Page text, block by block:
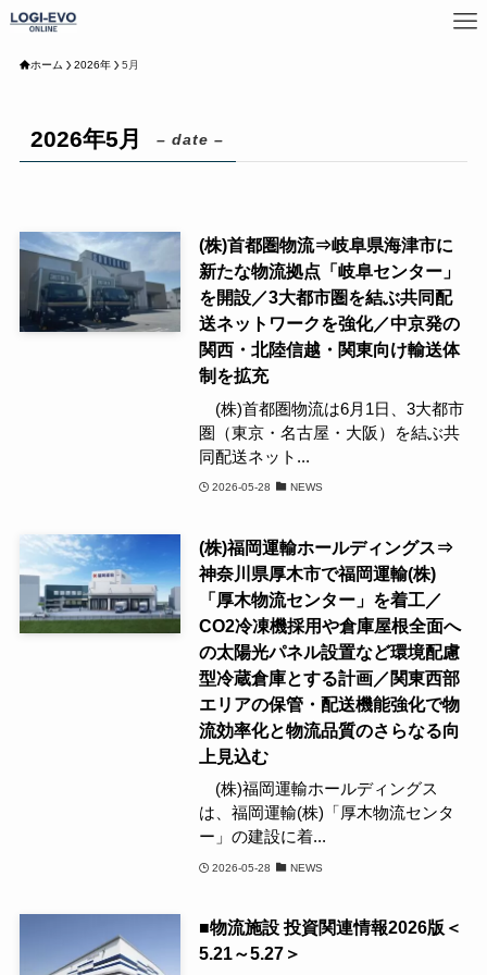
ホーム 2026年 5月
2026年5月 – date –
(株)首都圏物流⇒岐阜県海津市に
新たな物流拠点「岐阜センター」
を開設／3大都市圏を結ぶ共同配
送ネットワークを強化／中京発の
関西・北陸信越・関東向け輸送体
制を拡充
(株)首都圏物流は6月1日、3大都市
圏（東京・名古屋・大阪）を結ぶ共
同配送ネット...
2026-05-28 NEWS
(株)福岡運輸ホールディングス⇒
神奈川県厚木市で福岡運輸(株)
「厚木物流センター」を着工／
CO2冷凍機採用や倉庫屋根全面へ
の太陽光パネル設置など環境配慮
型冷蔵倉庫とする計画／関東西部
エリアの保管・配送機能強化で物
流効率化と物流品質のさらなる向
上見込む
(株)福岡運輸ホールディングス
は、福岡運輸(株)「厚木物流センタ
ー」の建設に着...
2026-05-28 NEWS
■物流施設 投資関連情報2026版＜
5.21～5.27＞